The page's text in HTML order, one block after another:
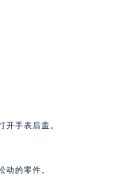
开手表后盖。
动的零件。